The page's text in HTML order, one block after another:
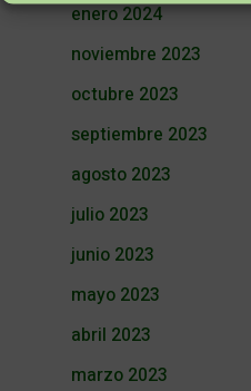
enero 2024
noviembre 2023
octubre 2023
septiembre 2023
agosto 2023
julio 2023
junio 2023
mayo 2023
abril 2023
marzo 2023